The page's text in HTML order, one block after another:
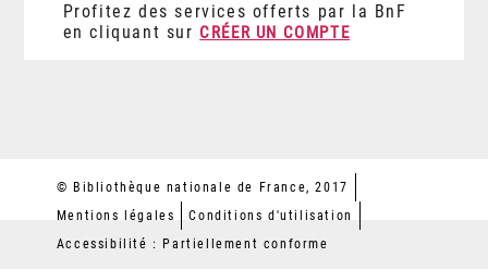
Profitez des services offerts par la BnF
en cliquant sur CRÉER UN COMPTE
© Bibliothèque nationale de France, 2017
Mentions légales
Conditions d'utilisation
Accessibilité : Partiellement conforme